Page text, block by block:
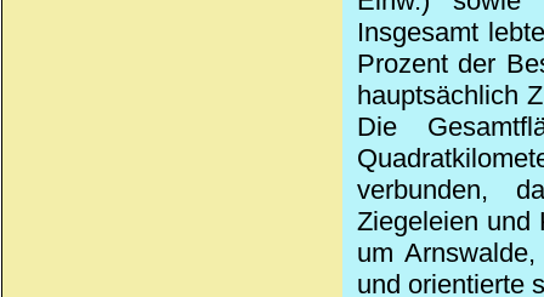
Insgesamt
Prozent der
hauptsächlich
Die
verbunden,
Ziegeleien und
um
und orientierte